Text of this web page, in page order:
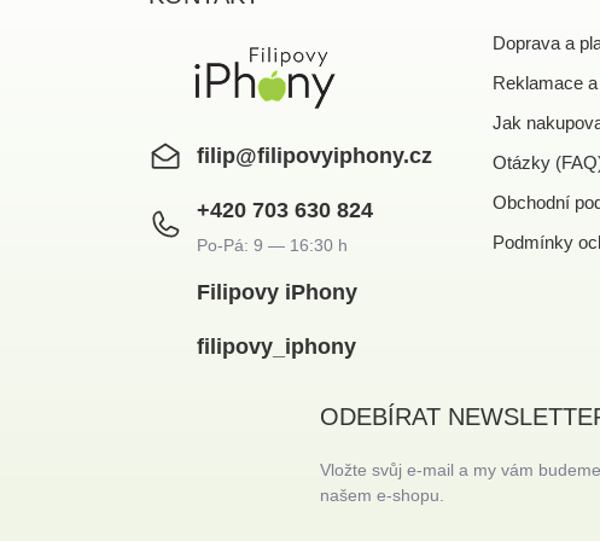
filip@filipovyiphony.cz
+420 703 630 824
Filipovy iPhony
filipovy_iphony
Doprava a
Reklamace
Jak
Otázky
Obchodní
Podmínky
ODEBÍRAT
Vložte svůj e-mail a my vám
našem e-shopu.